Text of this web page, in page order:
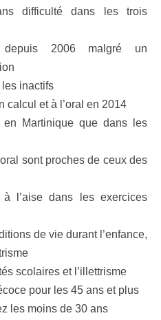
difficulté dans les trois
depuis 2006 malgré un
inactifs
calcul et à l’oral en 2014
Martinique que dans les
sont proches de ceux des
l’aise dans les exercices
de vie durant l’enfance,
scolaires et l’illettrisme
pour les 45 ans et plus
les moins de 30 ans